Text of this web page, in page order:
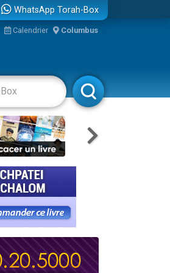
WhatsApp Torah-Box
Calendrier Columbus
Rabbanim